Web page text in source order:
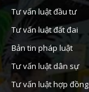
Tư vấn luật đầu tư
Tư vấn luật đất đai
Bản tin pháp luật
Tư vấn luật dân sự
Tư vấn luật hợp đồng